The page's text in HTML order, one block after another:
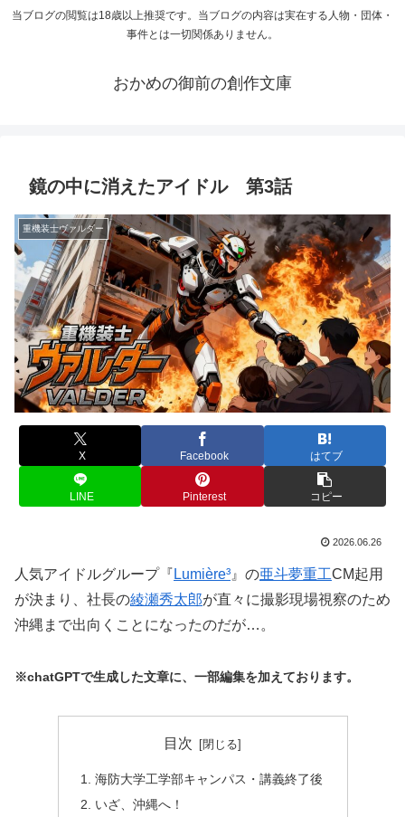
当ブログの閲覧は18歳以上推奨です。当ブログの内容は実在する人物・団体・
事件とは一切関係ありません。
おかめの御前の創作文庫
鏡の中に消えたアイドル 第3話
重機装士ヴァルダー
X Facebook はてブ
LINE Pinterest コピー
2026.06.26
人気アイドルグループ『 Lumière³ 』の亜斗夢重工CM起用
が決まり、社長の綾瀬秀太郎が直々に撮影現場視察のため
沖縄まで出向くことになったのだが…。
※chatGPTで生成した文章に、一部編集を加えております。
目次
海防大学工学部キャンパス・講義終了後
いざ、沖縄へ！